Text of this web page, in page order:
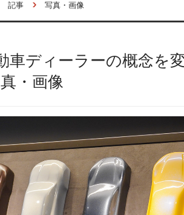
記事 写真・画像
車ディーラーの概念を
・画像